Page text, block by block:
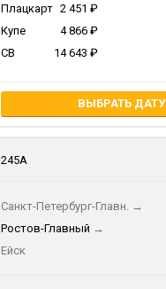
Плацкарт 2 451
Купе
4 866
СВ
14 643
ВЫБРАТЬ ДАТУ
245А
Санкт-Петербург-Главн. →
Ростов-Главный →
Ейск